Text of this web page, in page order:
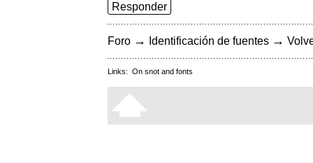
Responder
Foro → Identificación de fuentes →
Links: On snot and fonts